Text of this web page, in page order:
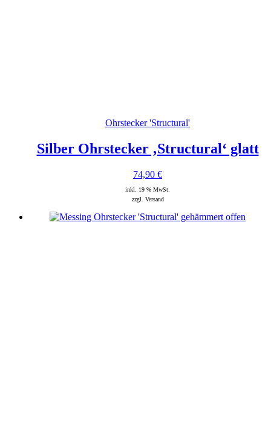
Ohrstecker 'Structural'
Silber Ohrstecker ‚Structural‘ glatt
74,90 €
inkl. 19 % MwSt.
zzgl. Versand